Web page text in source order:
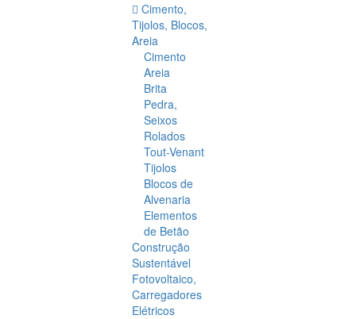
Cimento,
Tijolos, Blocos,
Areia
Cimento
Areia
Brita
Pedra,
Seixos
Rolados
Tout-Venant
Tijolos
Blocos de
Alvenaria
Elementos
de Betão
Construção
Sustentável
Fotovoltaico,
Carregadores
Elétricos